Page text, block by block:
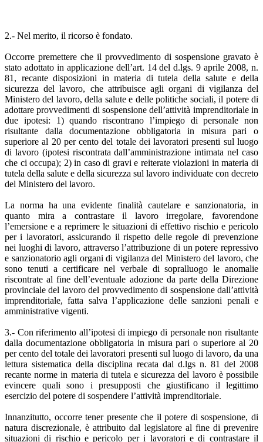
2.- Nel merito, il ricorso è fondato.
Occorre premettere che il provvedimento di sospensione gravato è
stato adottato in applicazione dell’art. 14 del d.lgs. 9 aprile 2008, n.
81, recante disposizioni in materia di tutela della salute e della
sicurezza del lavoro, che attribuisce agli organi di vigilanza del
Ministero del lavoro, della salute e delle politiche sociali, il potere di
adottare provvedimenti di sospensione dell’attività imprenditoriale in
due ipotesi: 1) quando riscontrano l’impiego di personale non
risultante dalla documentazione obbligatoria in misura pari o
superiore al 20 per cento del totale dei lavoratori presenti sul luogo
di lavoro (ipotesi riscontrata dall’amministrazione intimata nel caso
che ci occupa); 2) in caso di gravi e reiterate violazioni in materia di
tutela della salute e della sicurezza sul lavoro individuate con decreto
del Ministero del lavoro.
La norma ha una evidente finalità cautelare e sanzionatoria, in
quanto mira a contrastare il lavoro irregolare, favorendone
l’emersione e a reprimere le situazioni di effettivo rischio e pericolo
per i lavoratori, assicurando il rispetto delle regole di prevenzione
nei luoghi di lavoro, attraverso l’attribuzione di un potere repressivo
e sanzionatorio agli organi di vigilanza del Ministero del lavoro, che
sono tenuti a certificare nel verbale di sopralluogo le anomalie
riscontrate al fine dell’eventuale adozione da parte della Direzione
provinciale del lavoro del provvedimento di sospensione dall’attività
imprenditoriale, fatta salva l’applicazione delle sanzioni penali e
amministrative vigenti.
3.- Con riferimento all’ipotesi di impiego di personale non risultante
dalla documentazione obbligatoria in misura pari o superiore al 20
per cento del totale dei lavoratori presenti sul luogo di lavoro, da una
lettura sistematica della disciplina recata dal d.lgs n. 81 del 2008
recante norme in materia di tutela e sicurezza del lavoro è possibile
evincere quali sono i presupposti che giustificano il legittimo
esercizio del potere di sospendere l’attività imprenditoriale.
Innanzitutto, occorre tener presente che il potere di sospensione, di
natura discrezionale, è attribuito dal legislatore al fine di prevenire
situazioni di rischio e pericolo per i lavoratori e di contrastare il